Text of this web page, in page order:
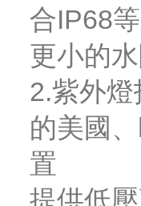
合IP68
更小的水
2.紫外
的美國
置
提供低壓